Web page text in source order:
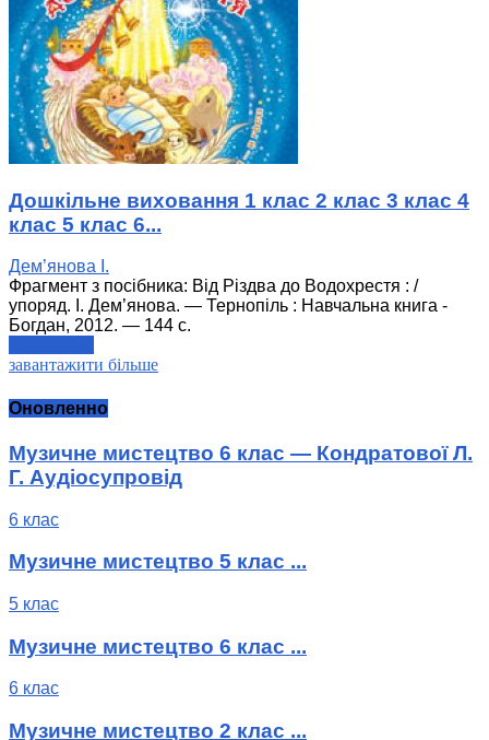
Дошкільне виховання 1 клас 2 клас 3 клас 4
клас 5 клас 6...
Дем’янова І.
Фрагмент з посібника: Від Різдва до Водохрестя : /
упоряд. І. Дем’янова. — Тернопіль : Навчальна книга -
Богдан, 2012. — 144 с.
завантажити більше
Оновленно
Музичне мистецтво 6 клас — Кондратової Л.
Г. Аудіосупровід
6 клас
Музичне мистецтво 5 клас ...
5 клас
Музичне мистецтво 6 клас ...
6 клас
Музичне мистецтво 2 клас ...